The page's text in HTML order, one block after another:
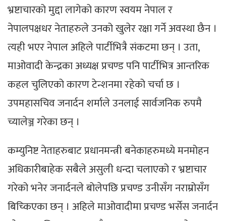
भ्रष्टाचारको मुद्दा लागेको कारण स्वयम नेपाल र
नेपालपक्षधर नेताहरुले उनको खुलेर रक्षा गर्ने अवस्था छैन ।
त्यही भएर नेपाल अहिले पार्टीभित्रै संकटमा छन् । उता,
माओवादी केन्द्रका अध्यक्ष प्रचण्ड पनि पार्टीभित्र आन्तरिक
कहल चुलिएको कारण टेन्शनमा रहेको चर्चा छ ।
उपमहासचिव जनार्दन शर्माले उनलाई सार्वजनिक रुपमै
च्यालेञ्ज गरेका छन् ।
कम्युनिष्ट नेताहरुबाट प्रधानमन्त्री बनेकाहरुमध्ये मनमोहन
अधिकारीबाहेक सबैले असुली धन्दा चलाएको र भ्रष्टाचार
गरेको भनेर जनार्दनले बोलेपछि प्रचण्ड उनीसँग नराम्रोसँग
बिच्किएका छन् । अहिले माओवादीमा प्रचण्ड भर्सेस जनार्दन